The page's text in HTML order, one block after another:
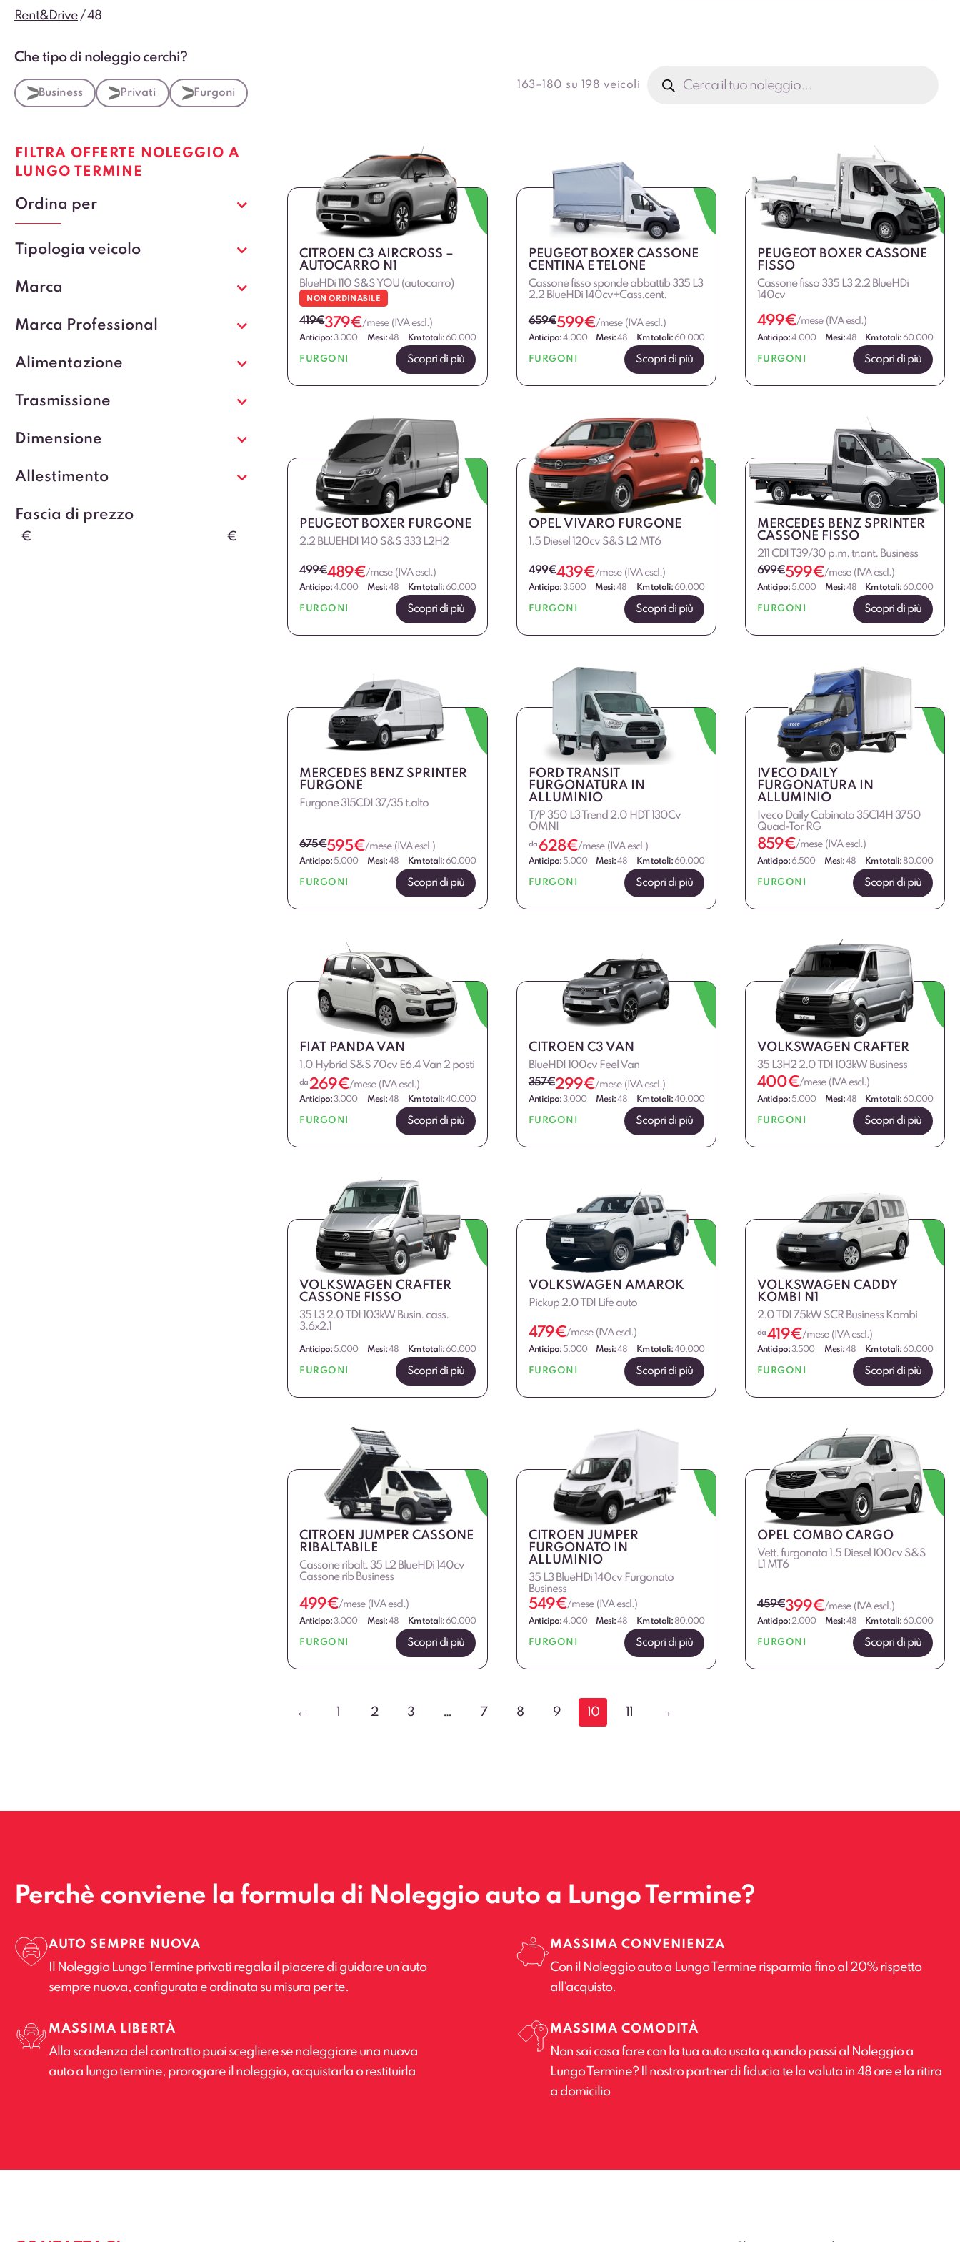
Rent&Drive /48
Che tipo di noleggio cerchi?
Business Privati Furgoni
163–180 su 198 veicoli
prodotti
CITROEN C3 AIRCROSS –
AUTOCARRO N1
BlueHDi 110 S&S YOU (autocarro)
NON ORDINABILE
419€379€/mese (IVA escl.)
Anticipo:3.000 Mesi:48 Km totali:60.000
FURGONI Scopri di più
PEUGEOT BOXER CASSONE
CENTINA E TELONE
Cassone fisso sponde abbattib 335 L3
2.2 BlueHDi 140cv+Cass.cent.
659€599€/mese (IVA escl.)
Anticipo:4.000 Mesi:48 Km totali:60.000
FURGONI Scopri di più
PEUGEOT BOXER CASSONE
FISSO
Cassone fisso 335 L3 2.2 BlueHDi
140cv
499€/mese (IVA escl.)
Anticipo:4.000 Mesi:48 Km totali:60.000
FURGONI Scopri di più
PEUGEOT BOXER FURGONE
2.2 BLUEHDI 140 S&S 333 L2H2
499€489€/mese (IVA escl.)
Anticipo:4.000 Mesi:48 Km totali:60.000
FURGONI Scopri di più
OPEL VIVARO FURGONE
1.5 Diesel 120cv S&S L2 MT6
499€439€/mese (IVA escl.)
Anticipo:3.500 Mesi:48 Km totali:60.000
FURGONI Scopri di più
MERCEDES BENZ SPRINTER
CASSONE FISSO
211 CDI T39/30 p.m. tr.ant. Business
699€599€/mese (IVA escl.)
Anticipo:5.000 Mesi:48 Km totali:60.000
FURGONI Scopri di più
MERCEDES BENZ SPRINTER
FURGONE
Furgone 315CDI 37/35 t.alto
675€595€/mese (IVA escl.)
Anticipo: 5.000 Mesi:48 Km totali:60.000
FURGONI Scopri di più
FORD TRANSIT
FURGONATURA IN
ALLUMINIO
T/P 350 L3 Trend 2.0 HDT 130Cv
OMNI
da 628€/mese (IVA escl.)
Anticipo: 5.000 Mesi:48 Km totali:60.000
FURGONI Scopri di più
IVECO DAILY
FURGONATURA IN
ALLUMINIO
Iveco Daily Cabinato 35C14H 3750
Quad-Tor RG
859€/mese (IVA escl.)
Anticipo:6.500 Mesi:48 Km totali: 80.000
FURGONI Scopri di più
FIAT PANDA VAN
1.0 Hybrid S&S 70cv E6.4 Van 2 posti
da 269€/mese (IVA escl.)
Anticipo:3.000 Mesi:48 Km totali:40.000
FURGONI Scopri di più
CITROEN C3 VAN
BlueHDI 100cv Feel Van
357€299€/mese (IVA escl.)
Anticipo:3.000 Mesi:48 Km totali:40.000
FURGONI Scopri di più
VOLKSWAGEN CRAFTER
35 L3H2 2.0 TDI 103kW Business
400€/mese (IVA escl.)
Anticipo:5.000 Mesi:48 Km totali:60.000
FURGONI Scopri di più
VOLKSWAGEN CRAFTER
CASSONE FISSO
35 L3 2.0 TDI 103kW Busin. cass.
3.6x2.1
Anticipo: 5.000 Mesi:48 Km totali:60.000
FURGONI Scopri di più
VOLKSWAGEN AMAROK
Pickup 2.0 TDI Life auto
479€/mese (IVA escl.)
Anticipo:5.000 Mesi:48 Km totali:40.000
FURGONI Scopri di più
VOLKSWAGEN CADDY
KOMBI N1
2.0 TDI 75kW SCR Business Kombi
da 419€/mese (IVA escl.)
Anticipo:3.500 Mesi:48 Km totali:60.000
FURGONI Scopri di più
CITROEN JUMPER CASSONE
RIBALTABILE
Cassone ribalt. 35 L2 BlueHDi 140cv
Cassone rib Business
499€/mese (IVA escl.)
Anticipo:3.000 Mesi:48 Km totali:60.000
FURGONI Scopri di più
CITROEN JUMPER
FURGONATO IN
ALLUMINIO
35 L3 BlueHDi 140cv Furgonato
Business
549€/mese (IVA escl.)
Anticipo:4.000 Mesi:48 Km totali:80.000
FURGONI Scopri di più
OPEL COMBO CARGO
Vett. furgonata 1.5 Diesel 100cv S&S
L1 MT6
459€399€/mese (IVA escl.)
Anticipo:2.000 Mesi:48 Km totali:60.000
FURGONI Scopri di più
← 1 2 3 … 7 8 9 10 11 →
FILTRA OFFERTE NOLEGGIO A
LUNGO TERMINE
Ordina per
Tipologia veicolo
Marca
Marca Professional
Alimentazione
Trasmissione
Dimensione
Allestimento
Fascia di prezzo
€ €
Perchè conviene la formula di Noleggio auto a Lungo Termine?
AUTO SEMPRE NUOVA
Il Noleggio Lungo Termine privati regala il piacere di guidare un’auto
sempre nuova, configurata e ordinata su misura per te.
MASSIMA CONVENIENZA
Con il Noleggio auto a Lungo Termine risparmia fino al 20% rispetto
all’acquisto.
MASSIMA LIBERTÀ
Alla scadenza del contratto puoi scegliere se noleggiare una nuova
auto a lungo termine, prorogare il noleggio, acquistarla o restituirla
MASSIMA COMODITÀ
Non sai cosa fare con la tua auto usata quando passi al Noleggio a
Lungo Termine? Il nostro partner di fiducia te la valuta in 48 ore e la ritira
a domicilio